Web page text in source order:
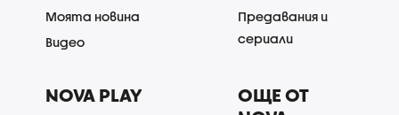
Моята новина
Видео
Предавания и
сериали
NOVA PLAY
ОЩЕ ОТ